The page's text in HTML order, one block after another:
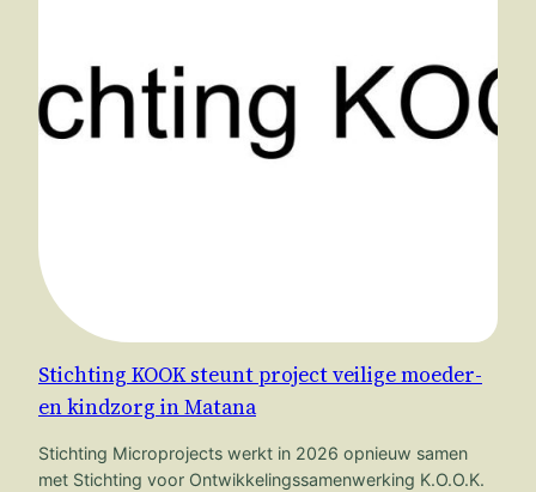
Stichting KOOK steunt project veilige moeder-
en kindzorg in Matana
Stichting Microprojects werkt in 2026 opnieuw samen
met Stichting voor Ontwikkelingssamenwerking K.O.O.K.